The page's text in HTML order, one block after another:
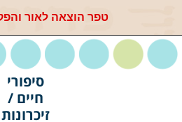
טפר הוצאה לאור
סיפורי
חיים /
זיכרונות